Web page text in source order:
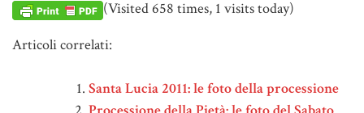
(Visited 658 times, 1 visits today)
Articoli correlati:
Santa Lucia 2011: le foto della processione